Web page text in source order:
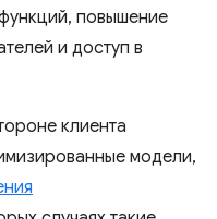
повышение
и доступ в
клиента
модели,